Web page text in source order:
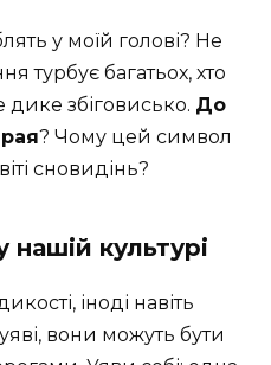
у моїй голові? Не
турбує багатьох, хто
дике збіговисько. До
? Чому цей символ
сновидінь?
нашій культурі
іноді навіть
вони можуть бути